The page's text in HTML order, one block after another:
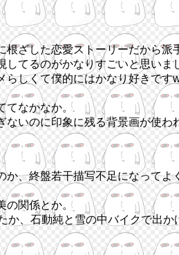
ざした恋愛ストーリーだから
てるのがかなりすごいと思いま
らしくて僕的にはかなり好きです
てなかなか。
いのに印象に残る背景画が使わ
、終盤若干描写不足になってよ
の関係とか。
、石動純と雪の中バイクで出